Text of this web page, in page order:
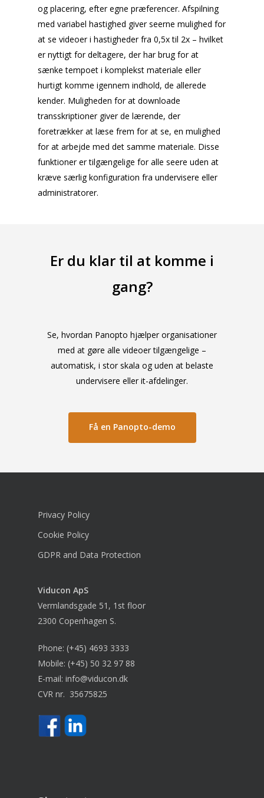
og placering, efter egne præferencer. Afspilning
med variabel hastighed giver seerne mulighed for
at se videoer i hastigheder fra 0,5x til 2x – hvilket
er nyttigt for deltagere, der har brug for at
sænke tempoet i komplekst materiale eller
hurtigt komme igennem indhold, de allerede
kender. Muligheden for at downloade
transskriptioner giver de lærende, der
foretrækker at læse frem for at se, en mulighed
for at arbejde med det samme materiale. Disse
funktioner er tilgængelige for alle seere uden at
kræve særlig konfiguration fra undervisere eller
administratorer.
Er du klar til at komme i
gang?
Se, hvordan Panopto hjælper organisationer
med at gøre alle videoer tilgængelige –
automatisk, i stor skala og uden at belaste
undervisere eller it-afdelinger.
Få en Panopto-demo
Privacy Policy
Cookie Policy
GDPR and Data Protection
Viducon ApS
Vermlandsgade 51, 1st floor
2300 Copenhagen S.
Phone: (+45) 4693 3333
Mobile: (+45) 50 32 97 88
E-mail: info@viducon.dk
CVR nr. 35675825